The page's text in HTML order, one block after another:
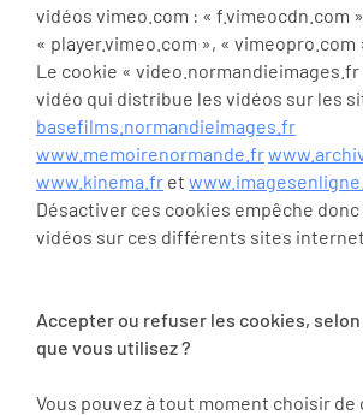
vidéos vimeo.com : « f.vimeocdn.com
« player.vimeo.com », « vimeopro.com
Le cookie «
vidéo qui distribue les vidéos sur les
basefilms.normandieimages.fr
www.memoirenormande.fr
www.kinema.fr et
Désactiver ces cookies empêche
vidéos sur ces différents sites internet.
Accepter ou refuser les cookies,
que vous utilisez ?
Vous pouvez à tout moment choisir de